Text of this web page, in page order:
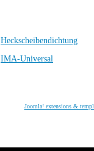
Heckscheibendichtung
IMA-Universal
Joomla! extensions &